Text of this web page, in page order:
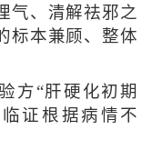
气、清解祛邪之
标本兼顾、整体
方“肝硬化初期
证根据病情不